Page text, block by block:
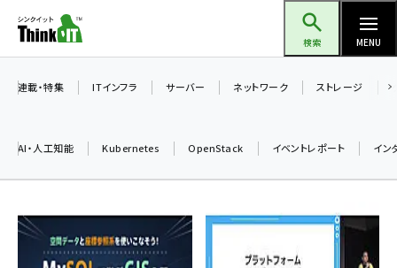
ン
ツ
検索 MENU
加藤銘のチーム貢献～仲間と築いた勝利の絆～ (2304)
iot女子会 (2263)
連載・特集 ITインフラ サーバー ネットワーク ストレージ
AI・人工知能 Kubernetes OpenStack イベントレポート イン